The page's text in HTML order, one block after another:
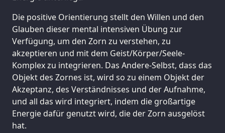
Die positive Orientierung stellt den Willen und den
Glauben dieser mental intensiven Übung zur
Verfügung, um den Zorn zu verstehen, zu
akzeptieren und mit dem Geist/Körper/Seele-
Komplex zu integrieren. Das Andere-Selbst, dass das
Objekt des Zornes ist, wird so zu einem Objekt der
Akzeptanz, des Verständnisses und der Aufnahme,
und all das wird integriert, indem die großartige
Energie dafür genutzt wird, die der Zorn ausgelöst
hat.